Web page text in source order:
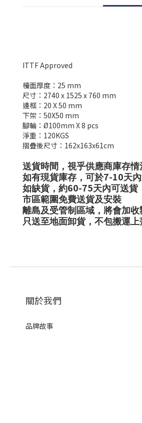
ITTF Approved
檯面厚度：25 mm
尺寸：2740 x 1525 x 760 mm
邊框：20 X 50 mm
下架：50X50 mm
腳輪：Ø100mm X 8 pcs
淨重：120KGS
摺疊後尺寸：162x163x61cm
送貨時間，視乎供應商庫存情
如有現貨庫存，可於7-10天
如缺貨，約60-75天內可送貨
市區範圍免費送貨及安裝
離島及受管制區域，將會加收
只送至地面卸貨，不包搬運
關於我們
品牌故事